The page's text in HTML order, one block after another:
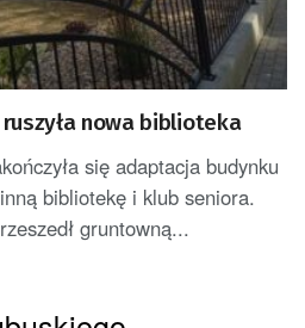
nowa biblioteka
się adaptacja budynku
bibliotekę i klub seniora.
gruntowną...